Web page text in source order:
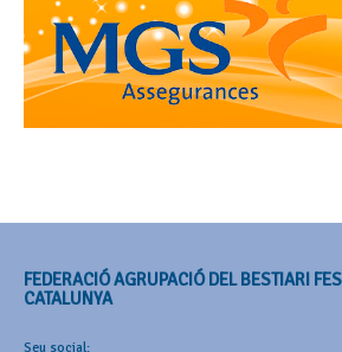
FEDERACIÓ AGRUPACIÓ DEL BESTIARI
CATALUNYA
Seu social: